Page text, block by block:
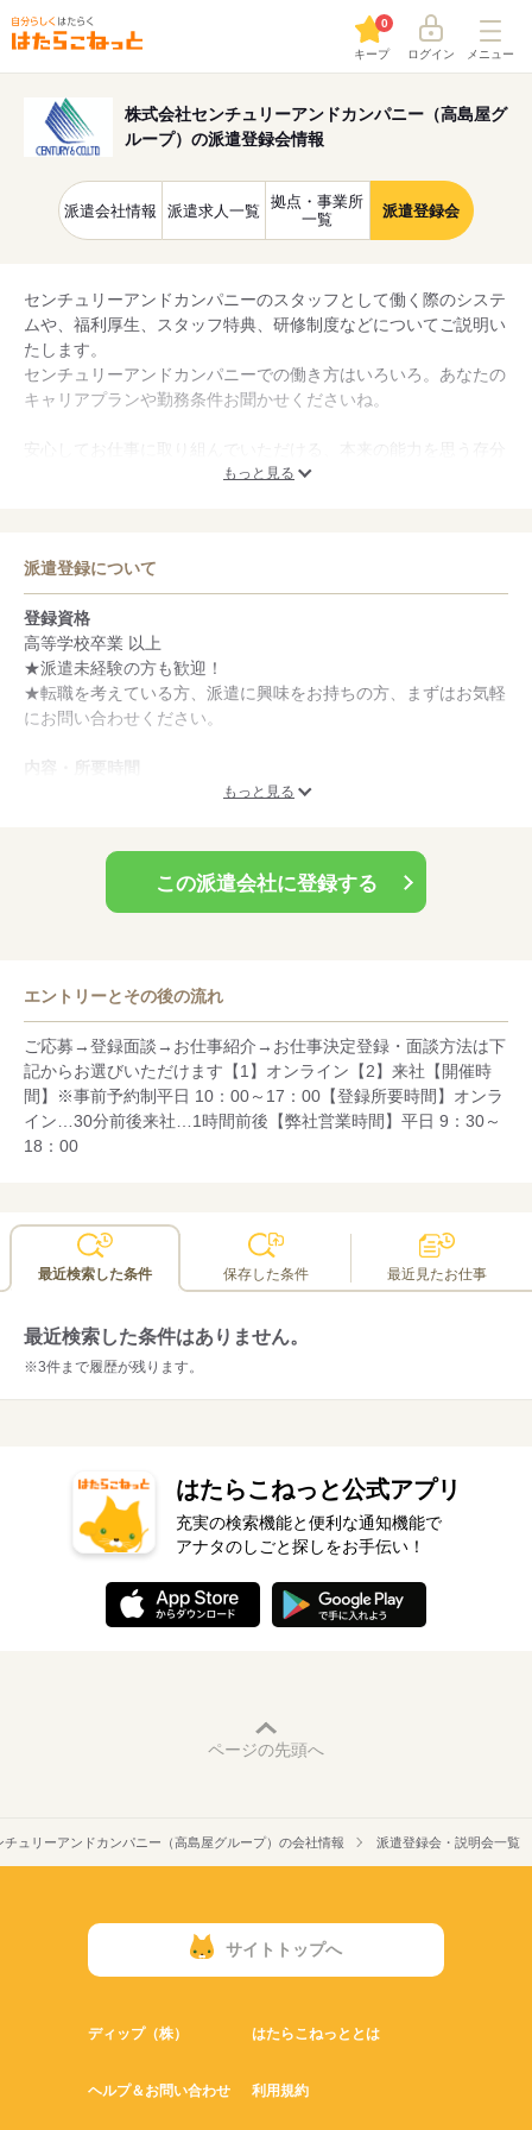
キープ
0
ログイン メニュー
株式会社センチュリーアンドカンパニー（高島屋グ
ループ）の派遣登録会情報
派遣会社情報 派遣求人一覧
拠点・事業所
一覧
派遣登録会
センチュリーアンドカンパニーのスタッフとして働く際のシステ
ムや、福利厚生、スタッフ特典、研修制度などについてご説明い
たします。
センチュリーアンドカンパニーでの働き方はいろいろ。あなたの
キャリアプランや勤務条件お聞かせくださいね。
に発揮できる環境をご提案します。
務条件について担当者とじっくり話せる「来社面談」の2つの手
段にて受付しております。
もっと見る
派遣登録について
登録資格
高等学校卒業 以上
★派遣未経験の方も歓迎！
★転職を考えている方、派遣に興味をお持ちの方、まずはお気軽
にお問い合わせください。
内容・所要時間
実務経験や具体的な業務内容を確認したり、希望の職種や勤務地
【Web面談】30分程度
【来社面談】1時間程度
持ち物
登録に来社される際は、以下をご用意ください。
◆ご本人と確認できるもの
※写真・履歴書は不要です。
※事前に当社HPのエントリーフォームから必要事項のご入力の
もっと見る
この派遣会社に登録する
エントリーとその後の流れ
ご応募→登録面談→お仕事紹介→お仕事決定登録・面談方法は下
記からお選びいただけます【1】オンライン【2】来社【開催時
間】※事前予約制平日 10：00～17：00【登録所要時間】オンラ
イン…30分前後来社…1時間前後【弊社営業時間】平日 9：30～
18：00
最近検索した条件 保存した条件 最近見たお仕事
最近検索した条件はありません。
※3件まで履歴が残ります。
はたらこねっと公式アプリ
充実の検索機能と便利な通知機能で
アナタのしごと探しをお手伝い！
ページの先頭へ
チュリーアンドカンパニー（高島屋グループ）の会社情報 派遣登録会・説明会一覧
サイトトップへ
ディップ（株） はたらこねっととは
ヘルプ＆お問い合わせ 利用規約